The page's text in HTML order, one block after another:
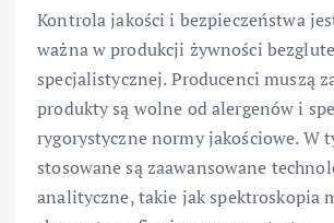
Kontrola jakości i bezpieczeństwa
ważna w produkcji żywności
specjalistycznej. Producenci muszą
produkty są wolne od alergenów i
rygorystyczne normy jakościowe. W
stosowane są zaawansowane
analityczne, takie jak spektroskopia